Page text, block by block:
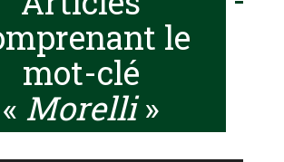
le
mot-clé
« Morelli»